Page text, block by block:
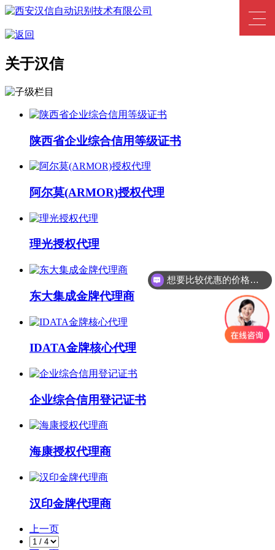
关于汉信
陕西省企业综合信用等级证书
阿尔莫(ARMOR)授权代理
理光授权代理
东大集成金牌代理商
IDATA金牌核心代理
企业综合信用登记证书
海康授权代理商
汉印金牌代理商
上一页
想要比较优惠的价格，有数量要求吗？